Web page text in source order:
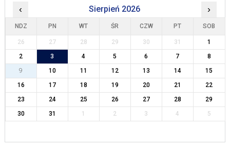
‹ Sierpień 2026 ›
NDZ PN WT ŚR CZW PT SOB
26 27 28 29 30 31
1
2
3 4 5 6 7
8
9
10 11 12 13 14
15
16
17 18 19 20 21
22
23
24 25 26 27 28
29
30
31 1 2 3 4 5